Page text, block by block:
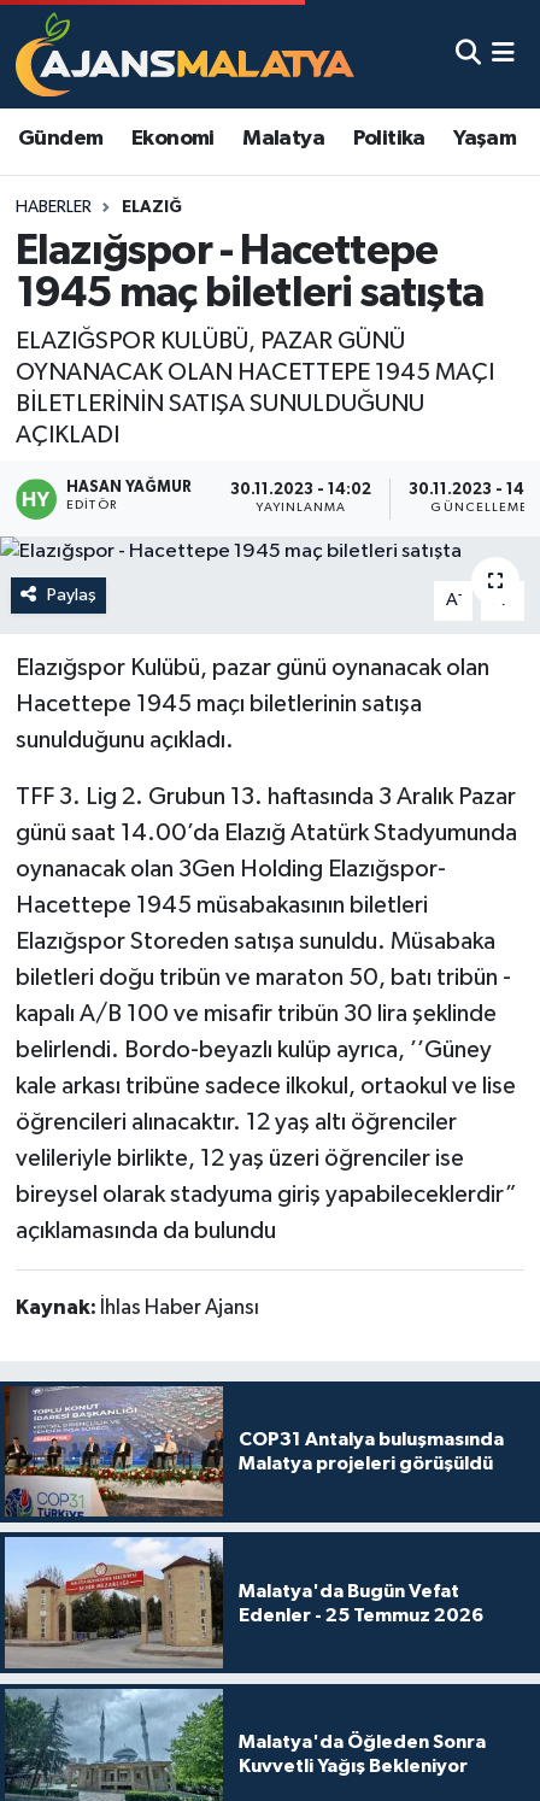
Gündem Ekonomi Malatya Politika Yaşam
HABERLER ELAZIĞ
Elazığspor - Hacettepe
1945 maç biletleri satışta
ELAZIĞSPOR KULÜBÜ, PAZAR GÜNÜ
OYNANACAK OLAN HACETTEPE 1945 MAÇI
BİLETLERİNİN SATIŞA SUNULDUĞUNU
AÇIKLADI
HASAN YAĞMUR
EDITÖR
30.11.2023 - 14:02
YAYINLANMA
30.11.2023 -
GÜNCELLEME
Paylaş A- A
Elazığspor Kulübü, pazar günü oynanacak olan
Hacettepe 1945 maçı biletlerinin satışa
sunulduğunu açıkladı.
TFF 3. Lig 2. Grubun 13. haftasında 3 Aralık Pazar
günü saat 14.00’da Elazığ Atatürk Stadyumunda
oynanacak olan 3Gen Holding Elazığspor-
Hacettepe 1945 müsabakasının biletleri
Elazığspor Storeden satışa sunuldu. Müsabaka
biletleri doğu tribün ve maraton 50, batı tribün -
kapalı A/B 100 ve misafir tribün 30 lira şeklinde
belirlendi. Bordo-beyazlı kulüp ayrıca, ’’Güney
kale arkası tribüne sadece ilkokul, ortaokul ve lise
öğrencileri alınacaktır. 12 yaş altı öğrenciler
velileriyle birlikte, 12 yaş üzeri öğrenciler ise
bireysel olarak stadyuma giriş yapabileceklerdir”
açıklamasında da bulundu
Kaynak: İhlas Haber Ajansı
COP31 Antalya buluşmasında
Malatya projeleri görüşüldü
Malatya'da Bugün Vefat
Edenler - 25 Temmuz 2026
Malatya'da Öğleden Sonra
Kuvvetli Yağış Bekleniyor
Asayiş
Eğitim
Ekonomi
Gündem
Kadın
Politika
Spor
Yaşam
Malatya Nöbetçi Eczaneler
Malatya Namaz Vakitleri
Malatya Trafik Yoğunluk Haritası
TFF 3.Lig 2.Grup Puan Durumu ve Fikstür
Tüm Manşetler